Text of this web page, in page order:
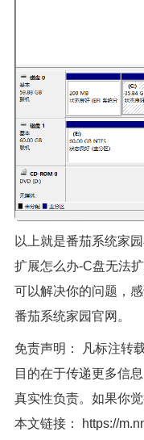
以上就是番茄系统家
扩展怎么办-C盘无法
可以解决你的问题，
番茄系统家园官网。
免责声明： 凡标注转
目的在于传递更多信
真实性负责。如果你
本文链接：
https://